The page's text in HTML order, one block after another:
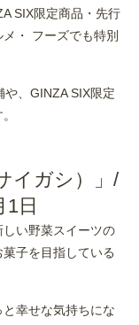
SIX限定商品・先行
・ フーズでも特別
、GINZA SIX限定
イガシ）」/
日
い野菜スイーツの
子を目指している
幸せな気持ちにな